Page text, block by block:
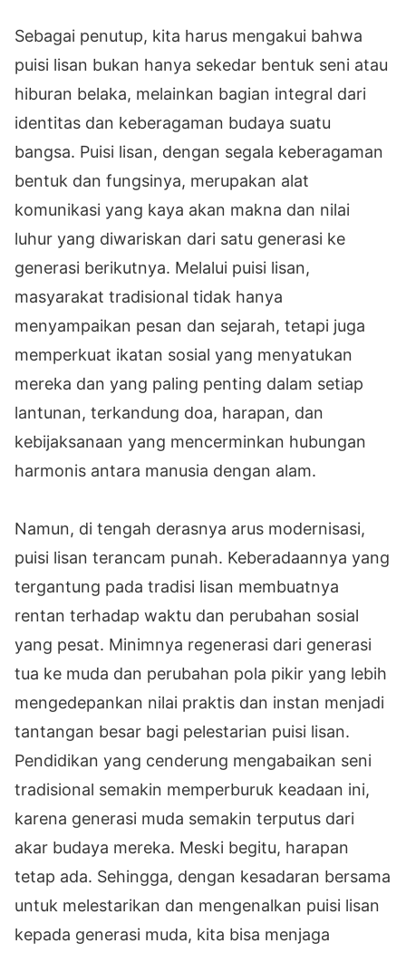
Sebagai penutup, kita harus mengakui bahwa
puisi lisan bukan hanya sekedar bentuk seni atau
hiburan belaka, melainkan bagian integral dari
identitas dan keberagaman budaya suatu
bangsa. Puisi lisan, dengan segala keberagaman
bentuk dan fungsinya, merupakan alat
komunikasi yang kaya akan makna dan nilai
luhur yang diwariskan dari satu generasi ke
generasi berikutnya. Melalui puisi lisan,
masyarakat tradisional tidak hanya
menyampaikan pesan dan sejarah, tetapi juga
memperkuat ikatan sosial yang menyatukan
mereka dan yang paling penting dalam setiap
lantunan, terkandung doa, harapan, dan
kebijaksanaan yang mencerminkan hubungan
harmonis antara manusia dengan alam.
Namun, di tengah derasnya arus modernisasi,
puisi lisan terancam punah. Keberadaannya yang
tergantung pada tradisi lisan membuatnya
rentan terhadap waktu dan perubahan sosial
yang pesat. Minimnya regenerasi dari generasi
tua ke muda dan perubahan pola pikir yang lebih
mengedepankan nilai praktis dan instan menjadi
tantangan besar bagi pelestarian puisi lisan.
Pendidikan yang cenderung mengabaikan seni
tradisional semakin memperburuk keadaan ini,
karena generasi muda semakin terputus dari
akar budaya mereka. Meski begitu, harapan
tetap ada. Sehingga, dengan kesadaran bersama
untuk melestarikan dan mengenalkan puisi lisan
kepada generasi muda, kita bisa menjaga